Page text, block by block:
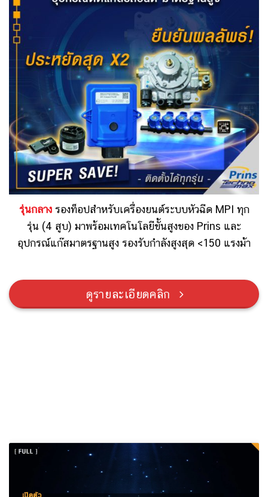
รุ่นกลาง รองท็อปสำหรับเครื่องยนต์ระบบหัวฉีด MPI ทุก
รุ่น (4 สูบ) มาพร้อมเทคโนโลยีขั้นสูงของ Prins และ
อุปกรณ์แก๊สมาตรฐานสูง รองรับกำลังสูงสุด <150 แรงม้า
ดูรายละเอียดคลิก